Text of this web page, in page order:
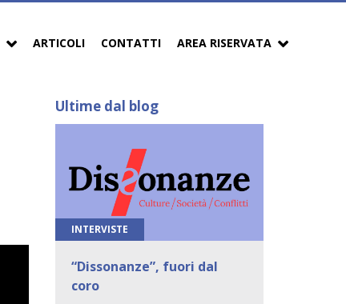
ARTICOLI CONTATTI AREA RISERVATA
Ultime dal blog
INTERVISTE
“Dissonanze”, fuori dal
coro